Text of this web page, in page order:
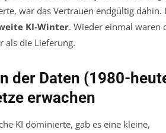
war das Vertrauen endgültig dahin.
KI-Winter. Wieder einmal waren
als die Lieferung.
der Daten (1980-
erwachen
KI dominierte, gab es eine kleine,